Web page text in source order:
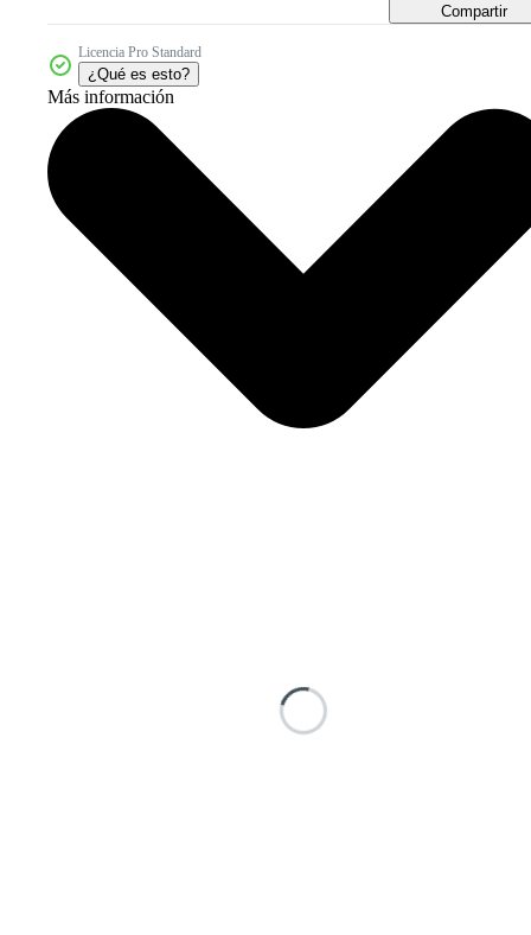
Compartir
Licencia Pro Standard
¿Qué es esto?
Más información